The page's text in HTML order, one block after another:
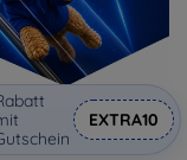
EXTRA10